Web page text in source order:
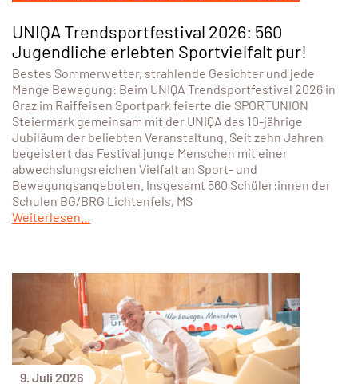
UNIQA Trendsportfestival 2026: 560
Jugendliche erlebten Sportvielfalt pur!
Bestes Sommerwetter, strahlende Gesichter und jede
Menge Bewegung: Beim UNIQA Trendsportfestival 2026 in
Graz im Raiffeisen Sportpark feierte die SPORTUNION
Steiermark gemeinsam mit der UNIQA das 10-jährige
Jubiläum der beliebten Veranstaltung. Seit zehn Jahren
begeistert das Festival junge Menschen mit einer
abwechslungsreichen Vielfalt an Sport- und
Bewegungsangeboten. Insgesamt 560 Schüler:innen der
Schulen BG/BRG Lichtenfels, MS
Weiterlesen...
9. Juli 2026